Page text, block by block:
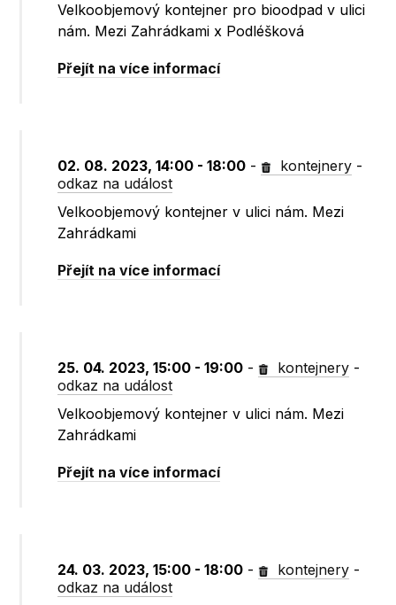
Velkoobjemový kontejner pro bioodpad v ulici
nám. Mezi Zahrádkami x Podléšková
Přejít na více informací
02. 08. 2023, 14:00 - 18:00 - kontejnery -
odkaz na událost
Velkoobjemový kontejner v ulici nám. Mezi
Zahrádkami
Přejít na více informací
25. 04. 2023, 15:00 - 19:00 - kontejnery -
odkaz na událost
Velkoobjemový kontejner v ulici nám. Mezi
Zahrádkami
Přejít na více informací
24. 03. 2023, 15:00 - 18:00 - kontejnery -
odkaz na událost